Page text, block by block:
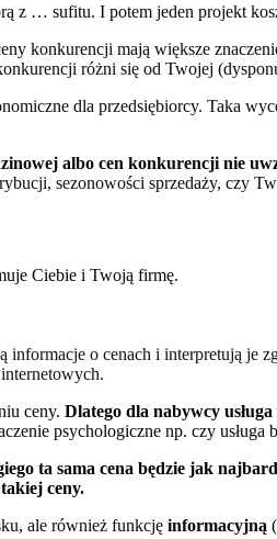
z … sufitu. I potem jeden projekt
konkurencji mają większe
różni się od Twojej
dla przedsiębiorcy. Taka
albo cen konkurencji nie
sezonowości sprzedaży, czy
Ciebie i Twoją firmę.
o cenach i interpretują
ceny. Dlatego dla nabywcy
psychologiczne np. czy usługa
ta sama cena będzie jak
ceny.
ale również funkcję informacyjną